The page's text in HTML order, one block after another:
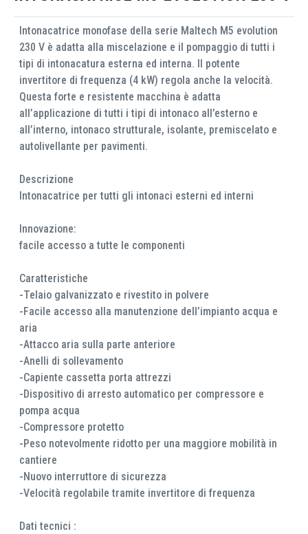
Intonacatrice monofase della serie Maltech M5 evolution
230 V è adatta alla miscelazione e il pompaggio di tutti i
tipi di intonacatura esterna ed interna. Il potente
invertitore di frequenza (4 kW) regola anche la velocità.
Questa forte e resistente macchina è adatta
all’applicazione di tutti i tipi di intonaco all’esterno e
all’interno, intonaco strutturale, isolante, premiscelato e
autolivellante per pavimenti.
Descrizione
Intonacatrice per tutti gli intonaci esterni ed interni
Innovazione:
facile accesso a tutte le componenti
Caratteristiche
-Telaio galvanizzato e rivestito in polvere
-Facile accesso alla manutenzione dell’impianto acqua e
aria
-Attacco aria sulla parte anteriore
-Anelli di sollevamento
-Capiente cassetta porta attrezzi
-Dispositivo di arresto automatico per compressore e
pompa acqua
-Compressore protetto
-Peso notevolmente ridotto per una maggiore mobilità in
cantiere
-Nuovo interruttore di sicurezza
-Velocità regolabile tramite invertitore di frequenza
Dati tecnici :